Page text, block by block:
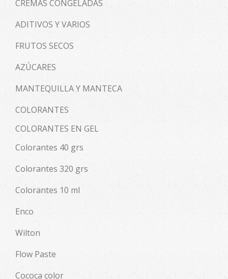
CREMAS CONGELADAS
ADITIVOS Y VARIOS
FRUTOS SECOS
AZÚCARES
MANTEQUILLA Y MANTECA
COLORANTES
COLORANTES EN GEL
Colorantes 40 grs
Colorantes 320 grs
Colorantes 10 ml
Enco
Wilton
Flow Paste
Cococa color